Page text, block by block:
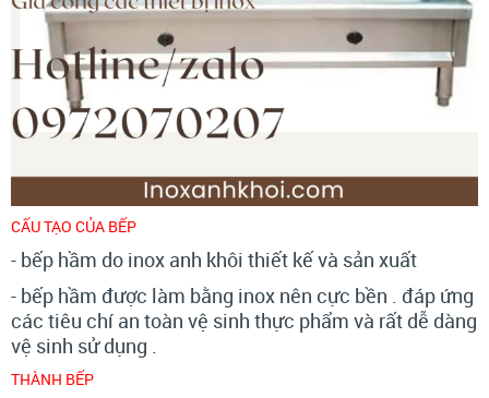
CẤU TẠO CỦA BẾP
- bếp hầm do inox anh khôi thiết kế và sản xuất
- bếp hầm được làm bằng inox nên cực bền . đáp ứng
các tiêu chí an toàn vệ sinh thực phẩm và rất dễ dàng
vệ sinh sử dụng .
THÀNH BẾP